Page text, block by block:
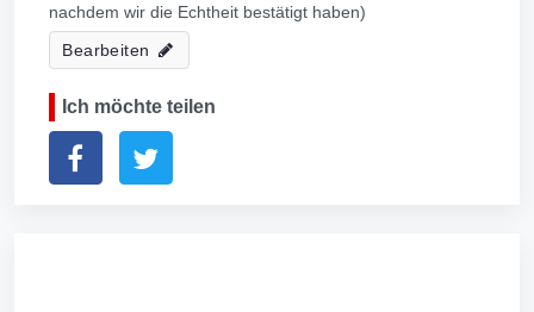
nachdem wir die Echtheit bestätigt haben)
Bearbeiten
Ich möchte teilen